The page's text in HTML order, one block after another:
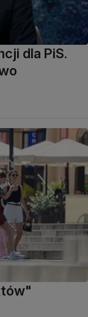
dla PiS.